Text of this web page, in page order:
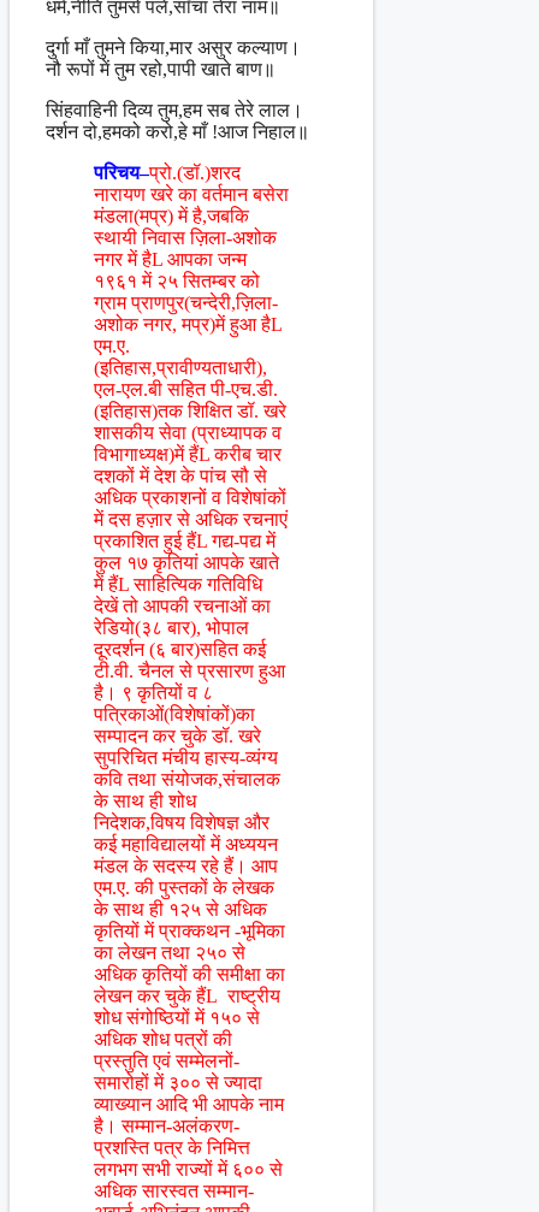
धर्म,नीति तुमसे पलें,साँचा तेरा नाम॥
दुर्गा माँ तुमने किया,मार असुर कल्याण।
नौ रूपों में तुम रहो,पापी खाते बाण॥
सिंहवाहिनी दिव्य तुम,हम सब तेरे लाल।
दर्शन दो,हमको करो,हे माँ !आज निहाल॥
परिचय–प्रो.(डॉ.)शरद
नारायण खरे का वर्तमान बसेरा
मंडला(मप्र) में है,जबकि
स्थायी निवास ज़िला-अशोक
नगर में हैL आपका जन्म
१९६१ में २५ सितम्बर को
ग्राम प्राणपुर(चन्देरी,ज़िला-
अशोक नगर, मप्र)में हुआ हैL
एम.ए.
(इतिहास,प्रावीण्यताधारी),
एल-एल.बी सहित पी-एच.डी.
(इतिहास)तक शिक्षित डॉ. खरे
शासकीय सेवा (प्राध्यापक व
विभागाध्यक्ष)में हैंL करीब चार
दशकों में देश के पांच सौ से
अधिक प्रकाशनों व विशेषांकों
में दस हज़ार से अधिक रचनाएं
प्रकाशित हुई हैंL गद्य-पद्य में
कुल १७ कृतियां आपके खाते
में हैंL साहित्यिक गतिविधि
देखें तो आपकी रचनाओं का
रेडियो(३८ बार), भोपाल
दूरदर्शन (६ बार)सहित कई
टी.वी. चैनल से प्रसारण हुआ
है। ९ कृतियों व ८
पत्रिकाओं(विशेषांकों)का
सम्पादन कर चुके डॉ. खरे
सुपरिचित मंचीय हास्य-व्यंग्य
कवि तथा संयोजक,संचालक
के साथ ही शोध
निदेशक,विषय विशेषज्ञ और
कई महाविद्यालयों में अध्ययन
मंडल के सदस्य रहे हैं। आप
एम.ए. की पुस्तकों के लेखक
के साथ ही १२५ से अधिक
कृतियों में प्राक्कथन -भूमिका
का लेखन तथा २५० से
अधिक कृतियों की समीक्षा का
लेखन कर चुके हैंL राष्ट्रीय
शोध संगोष्ठियों में १५० से
अधिक शोध पत्रों की
प्रस्तुति एवं सम्मेलनों-
समारोहों में ३०० से ज्यादा
व्याख्यान आदि भी आपके नाम
है। सम्मान-अलंकरण-
प्रशस्ति पत्र के निमित्त
लगभग सभी राज्यों में ६०० से
अधिक सारस्वत सम्मान-